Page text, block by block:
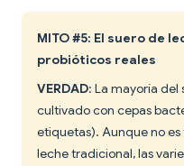
MITO #5: El suero de
probióticos reales
VERDAD: La mayoría
cultivado con cepas
etiquetas). Aunque no
leche tradicional, las